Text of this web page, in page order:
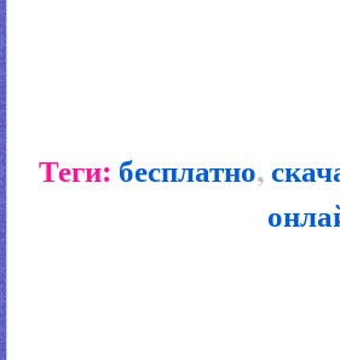
Теги: бесплатно,